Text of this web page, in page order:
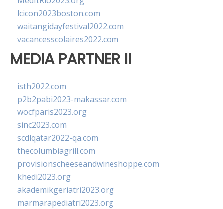
lcicon2023boston.com
waitangidayfestival2022.com
vacancesscolaires2022.com
MEDIA PARTNER II
isth2022.com
p2b2pabi2023-makassar.com
wocfparis2023.org
sinc2023.com
scdlqatar2022-qa.com
thecolumbiagrill.com
provisionscheeseandwineshoppe.com
khedi2023.org
akademikgeriatri2023.org
marmarapediatri2023.org